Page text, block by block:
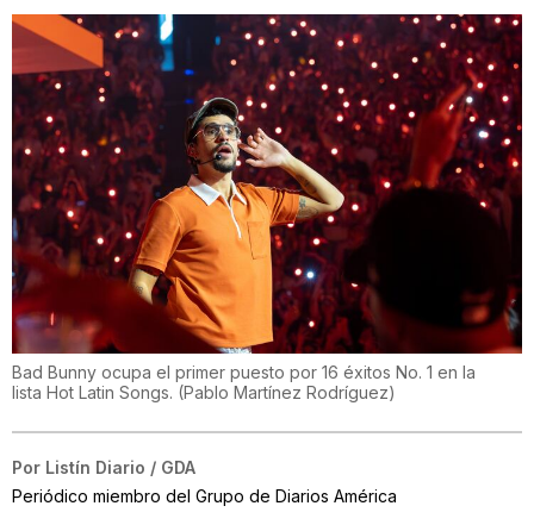
Bad Bunny ocupa el primer puesto por 16 éxitos No. 1 en la
lista Hot Latin Songs. (Pablo Martínez Rodríguez)
Por Listín Diario / GDA
Periódico miembro del Grupo de Diarios América